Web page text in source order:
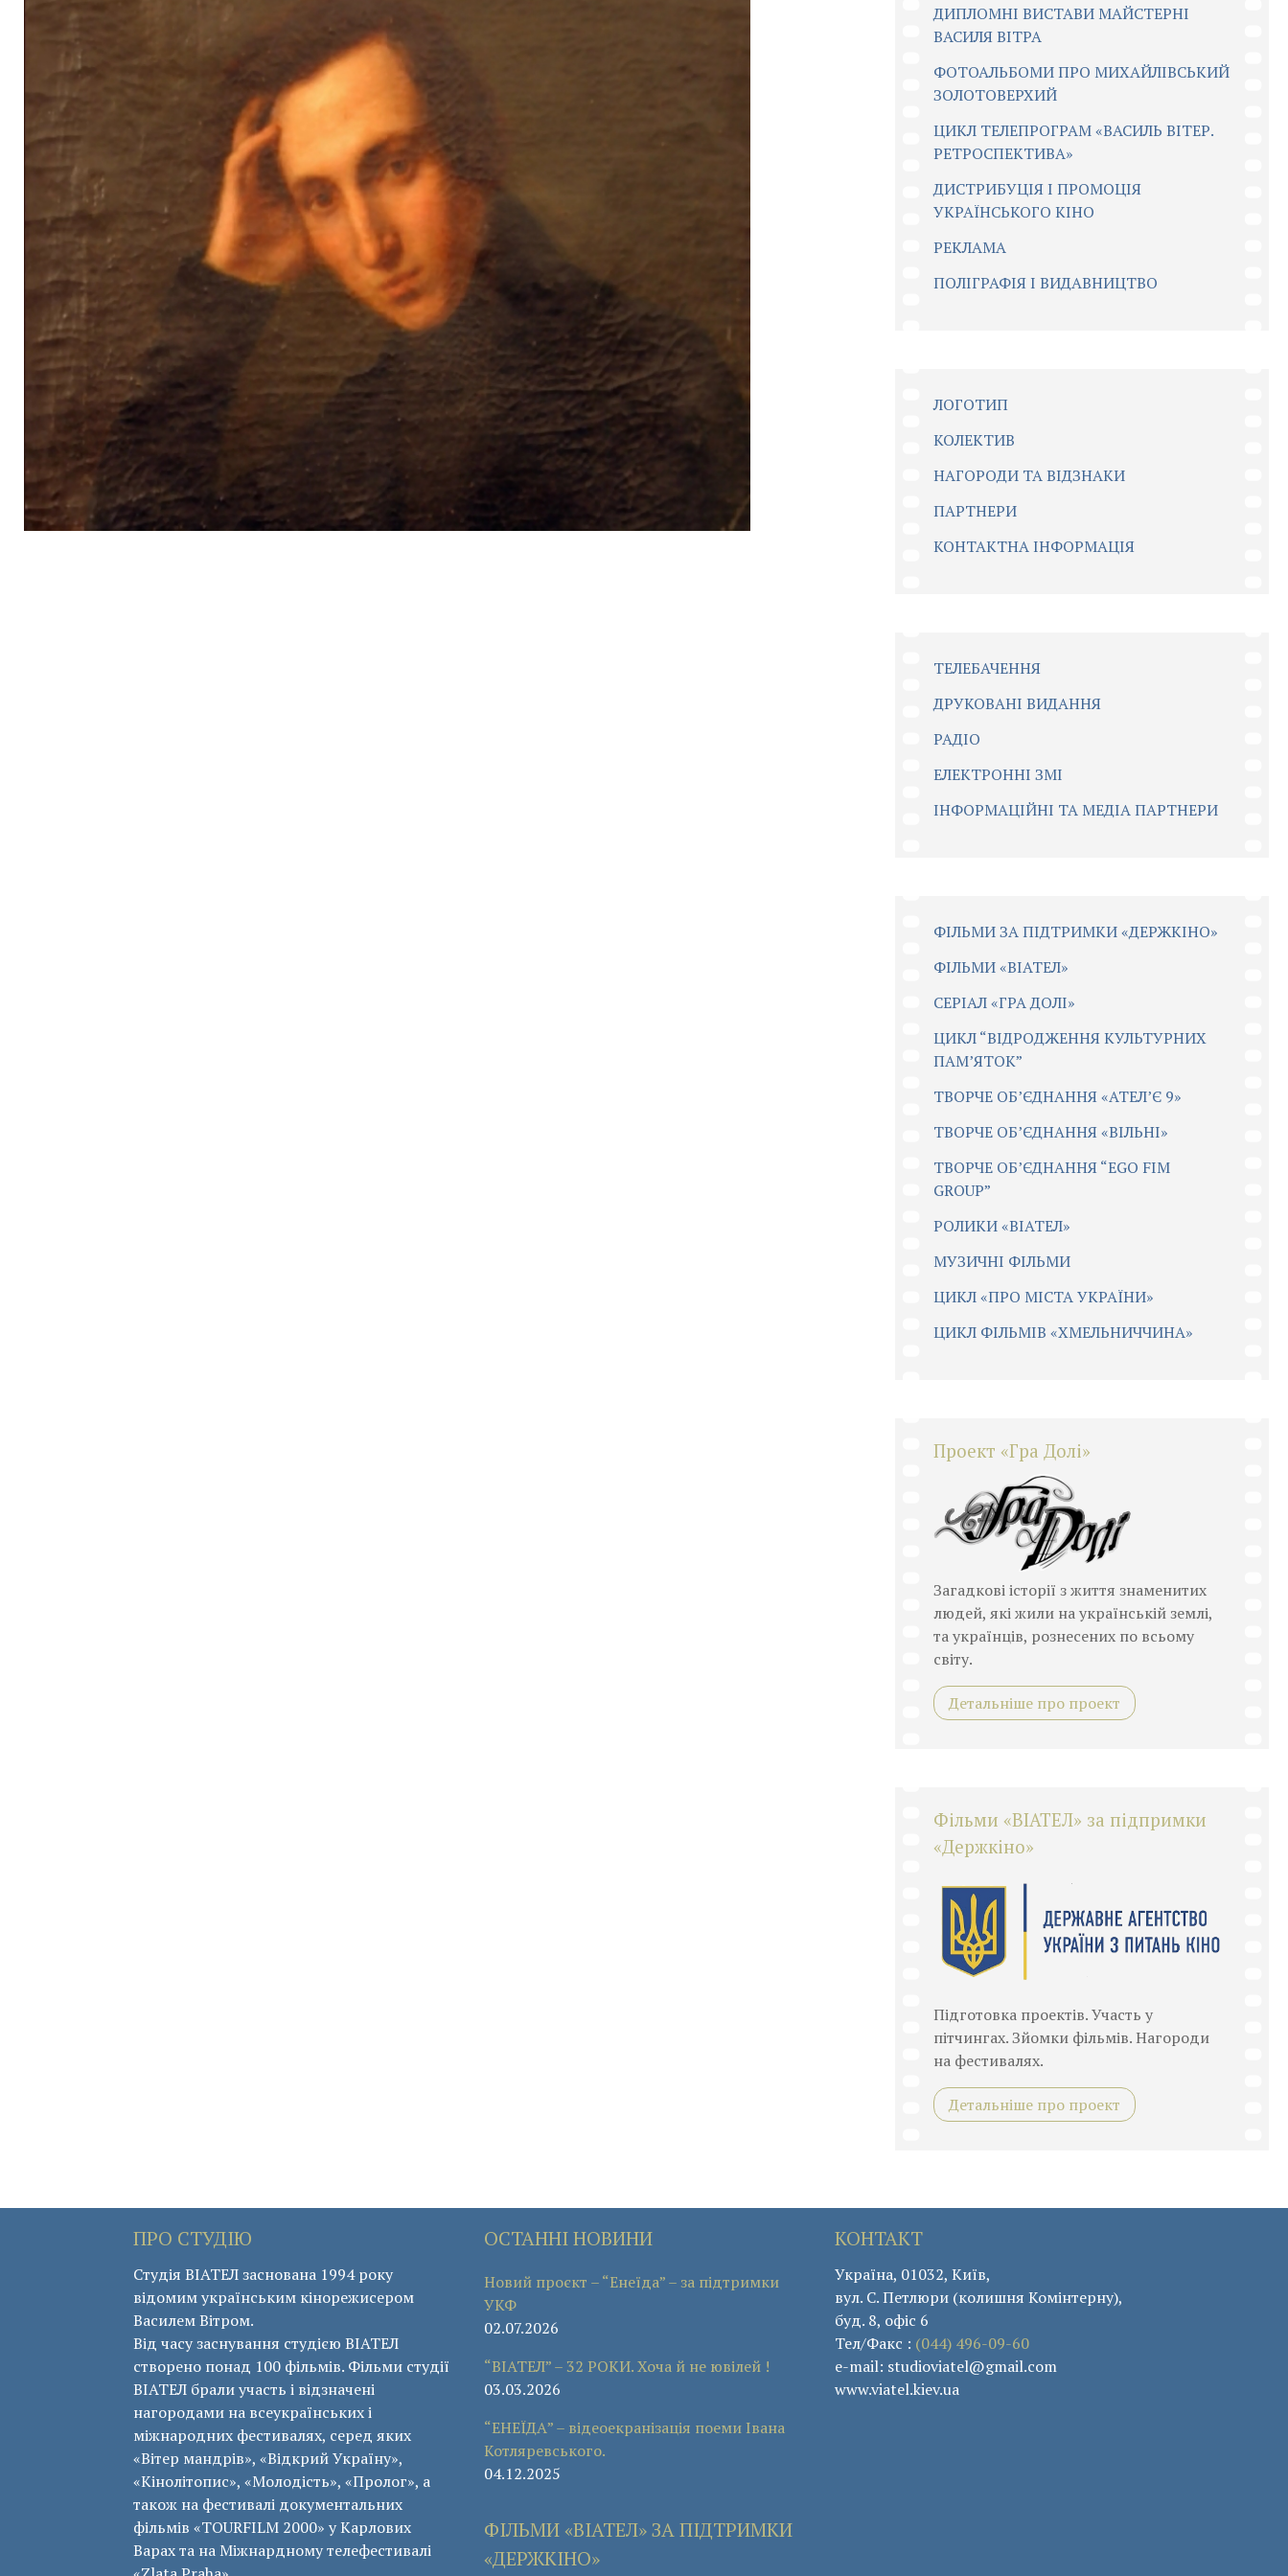
ДИПЛОМНІ ВИСТАВИ МАЙСТЕРНІ
ВАСИЛЯ ВІТРА
ФОТОАЛЬБОМИ ПРО МИХАЙЛІВСЬКИЙ
ЗОЛОТОВЕРХИЙ
ЦИКЛ ТЕЛЕПРОГРАМ «ВАСИЛЬ ВІТЕР.
РЕТРОСПЕКТИВА»
ДИСТРИБУЦІЯ І ПРОМОЦІЯ
УКРАЇНСЬКОГО КІНО
РЕКЛАМА
ПОЛІГРАФІЯ І ВИДАВНИЦТВО
ЛОГОТИП
КОЛЕКТИВ
НАГОРОДИ ТА ВІДЗНАКИ
ПАРТНЕРИ
КОНТАКТНА ІНФОРМАЦІЯ
ТЕЛЕБАЧЕННЯ
ДРУКОВАНІ ВИДАННЯ
РАДІО
ЕЛЕКТРОННІ ЗМІ
ІНФОРМАЦІЙНІ ТА МЕДІА ПАРТНЕРИ
ФІЛЬМИ ЗА ПІДТРИМКИ «ДЕРЖКІНО»
ФІЛЬМИ «ВІАТЕЛ»
СЕРІАЛ «ГРА ДОЛІ»
ЦИКЛ “ВІДРОДЖЕННЯ КУЛЬТУРНИХ
ПАМ’ЯТОК”
ТВОРЧЕ ОБ’ЄДНАННЯ «АТЕЛ’Є 9»
ТВОРЧЕ ОБ’ЄДНАННЯ «ВІЛЬНІ»
ТВОРЧЕ ОБ’ЄДНАННЯ “EGO FIM
GROUP”
РОЛИКИ «ВІАТЕЛ»
МУЗИЧНІ ФІЛЬМИ
ЦИКЛ «ПРО МІСТА УКРАЇНИ»
ЦИКЛ ФІЛЬМІВ «ХМЕЛЬНИЧЧИНА»
Проект «Гра Долі»
Загадкові історії з життя знаменитих
людей, які жили на українській землі,
та українців, рознесених по всьому
світу.
Детальніше про проект
Фільми «ВІАТЕЛ» за підпримки
«Держкіно»
Підготовка проектів. Участь у
пітчингах. Зйомки фільмів. Нагороди
на фестивалях.
Детальніше про проект
ПРО СТУДІЮ
Студія ВІАТЕЛ заснована 1994 року
відомим українським кінорежисером
Василем Вітром.
Від часу заснування студією ВІАТЕЛ
створено понад 100 фільмів. Фільми студії
ВІАТЕЛ брали участь і відзначені
нагородами на всеукраїнських і
міжнародних фестивалях, серед яких
«Вітер мандрів», «Відкрий Україну»,
«Кінолітопис», «Молодість», «Пролог», а
також на фестивалі документальних
фільмів «ТОURFILM 2000» у Карлових
Варах та на Міжнардному телефестивалі
ОСТАННІ НОВИНИ
Новий проєкт – “Енеїда” – за підтримки
УКФ
02.07.2026
“ВІАТЕЛ” – 32 РОКИ. Хоча й не ювілей !
03.03.2026
“ЕНЕЇДА” – відеоекранізація поеми Івана
Котляревського.
04.12.2025
ФІЛЬМИ «ВІАТЕЛ» ЗА ПІДТРИМКИ
«ДЕРЖКІНО»
КОНТАКТ
Україна, 01032, Київ,
вул. С. Петлюри (колишня Комінтерну),
буд. 8, офіс 6
Тел/Факс : (044) 496-09-60
e-mail: studioviatel@gmail.com
www.viatel.kiev.ua